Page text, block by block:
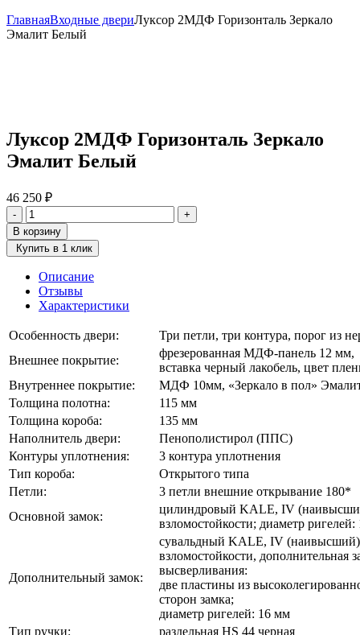
ГлавнаяВходные двериЛуксор 2МДФ Горизонталь Зеркало
Эмалит Белый
Луксор 2МДФ Горизонталь Зеркало
Эмалит Белый
46 250 ₽
Количество
товара
Луксор
2МДФ
Горизонталь
Зеркало
Эмалит
Белый
-
+
В корзину
Купить в 1 клик
Описание
Отзывы
Характеристики
Особенность двери:
Три петли, три контура, порог из
Внешнее покрытие:
фрезерованная МДФ-панель 12 мм,
вставка черный лакобель, цвет
Внутреннее покрытие:
МДФ 10мм, «Зеркало в пол»
Толщина полотна:
115 мм
Толщина короба:
135 мм
Наполнитель двери:
Пенополистирол (ППС)
Контуры уплотнения:
3 контура уплотнения
Тип короба:
Открытого типа
Петли:
3 петли внешние открывание 180*
Основной замок:
цилиндровый KALE, IV
взломостойкости; диаметр
Дополнительный замок:
сувальдный KALE, IV (наивысший)
взломостойкости, дополнительная
высверливания:
две пластины из
сторон замка;
диаметр ригелей: 16 мм
Тип ручки:
раздельная HS 44 черная